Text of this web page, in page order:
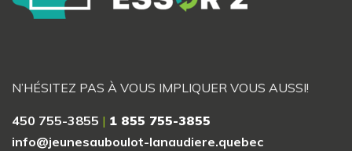
N’HÉSITEZ PAS À VOUS IMPLIQUER VOUS AUSSI!
450 755-3855 | 1 855 755-3855
info@jeunesauboulot-lanaudiere.quebec